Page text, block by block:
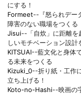
にする！
Formeet--『怒られデー
障害のない職場をつくる
Jisui--「自炊」に距離を
しいモチベーション設計
KITSUAI--藍文化と身体
る未来をつくる
Kizuki_0--折り紙・工作
立ち上げる！
Koto-no-Hashi--映画の